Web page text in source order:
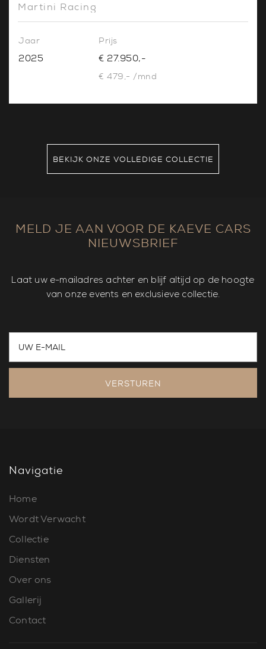
Martini Racing
Jaar
2025
Prijs
€ 27.950,-
€ 479,- /mnd
BEKIJK ONZE VOLLEDIGE COLLECTIE
MELD JE AAN VOOR DE KAEVE CARS
NIEUWSBRIEF
Laat uw e-mailadres achter en blijf altijd op de hoogte
van onze events en exclusieve collectie.
VERSTUREN
Navigatie
Home
Wordt Verwacht
Collectie
Diensten
Over ons
Gallerij
Contact